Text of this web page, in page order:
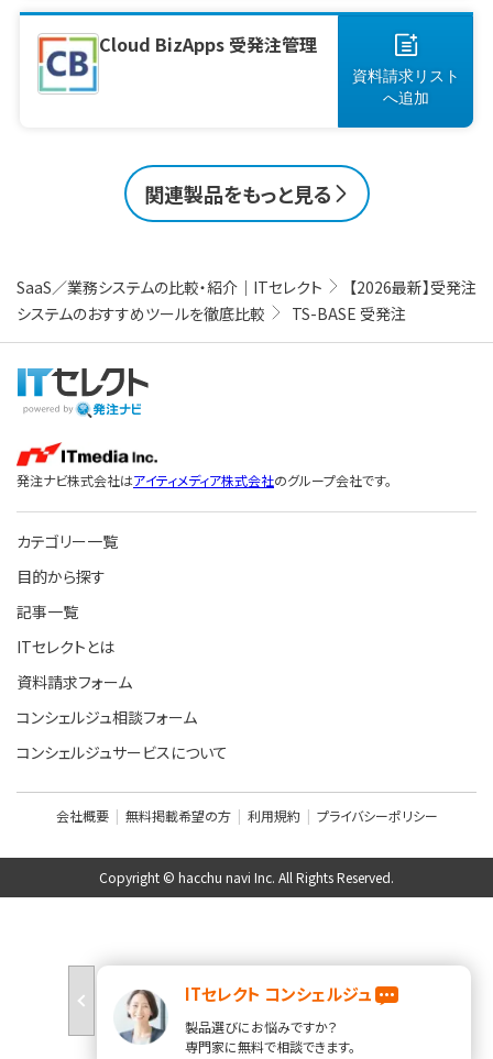
SaaS／業務システムの比較・紹介｜ITセレクト
【2026最新】受発注
システムのおすすめツールを徹底比較
TS-BASE 受発注
Cloud BizApps 受発注管理
資料請求リスト
へ追加
関連製品をもっと見る
ITセレクト コンシェルジュ
製品選びにお悩みですか？
専門家に無料で相談できます。
発注ナビ株式会社はアイティメディア株式会社のグループ会社です。
カテゴリー一覧
目的から探す
記事一覧
ITセレクトとは
資料請求フォーム
コンシェルジュ相談フォーム
コンシェルジュサービスについて
会社概要 無料掲載希望の方 利用規約 プライバシーポリシー
Copyright © hacchu navi Inc. All Rights Reserved.